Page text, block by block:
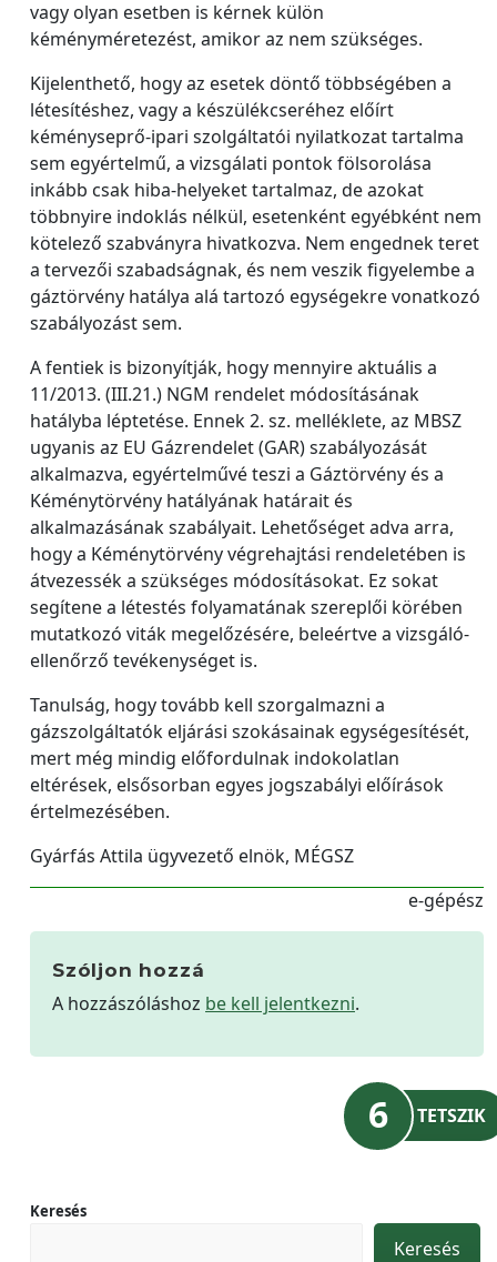
vagy olyan esetben is kérnek külön
kéményméretezést, amikor az nem szükséges.
Kijelenthető, hogy az esetek döntő többségében a
létesítéshez, vagy a készülékcseréhez előírt
kéményseprő-ipari szolgáltatói nyilatkozat tartalma
sem egyértelmű, a vizsgálati pontok fölsorolása
inkább csak hiba-helyeket tartalmaz, de azokat
többnyire indoklás nélkül, esetenként egyébként nem
kötelező szabványra hivatkozva. Nem engednek teret
a tervezői szabadságnak, és nem veszik figyelembe a
gáztörvény hatálya alá tartozó egységekre vonatkozó
szabályozást sem.
A fentiek is bizonyítják, hogy mennyire aktuális a
11/2013. (III.21.) NGM rendelet módosításának
hatályba léptetése. Ennek 2. sz. melléklete, az MBSZ
ugyanis az EU Gázrendelet (GAR) szabályozását
alkalmazva, egyértelművé teszi a Gáztörvény és a
Kéménytörvény hatályának határait és
alkalmazásának szabályait. Lehetőséget adva arra,
hogy a Kéménytörvény végrehajtási rendeletében is
átvezessék a szükséges módosításokat. Ez sokat
segítene a létestés folyamatának szereplői körében
mutatkozó viták megelőzésére, beleértve a vizsgáló-
ellenőrző tevékenységet is.
Tanulság, hogy tovább kell szorgalmazni a
gázszolgáltatók eljárási szokásainak egységesítését,
mert még mindig előfordulnak indokolatlan
eltérések, elsősorban egyes jogszabályi előírások
értelmezésében.
Gyárfás Attila ügyvezető elnök, MÉGSZ
e-gépész
Szóljon hozzá
A hozzászóláshoz be kell jelentkezni.
6 TETSZIK
Keresés
Keresés